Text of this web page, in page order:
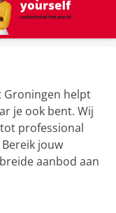
Groningen helpt
je ook bent. Wij
professional
jouw
aanbod aan